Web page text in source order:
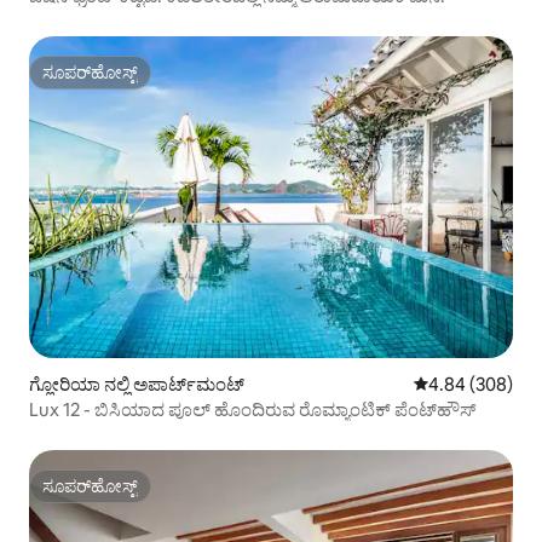
ಸೂಪರ್‌ಹೋಸ್ಟ್
ಸೂಪರ್‌ಹೋಸ್ಟ್
ಗ್ಲೋರಿಯಾ ನಲ್ಲಿ ಅಪಾರ್ಟ್‌ಮಂಟ್ 5 ರಲ್ಲಿ 4.84
4.84 (308)
Lux 12 - ಬಿಸಿಯಾದ ಪೂಲ್ ಹೊಂದಿರುವ ರೊಮ್ಯಾಂಟಿಕ್ ಪೆಂಟ್‌ಹೌಸ್
ಸೂಪರ್‌ಹೋಸ್ಟ್
ಸೂಪರ್‌ಹೋಸ್ಟ್